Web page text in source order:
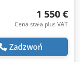
1 550 €
Cena stała plus VAT
Zadzwoń